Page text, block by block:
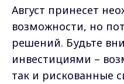
Август принесет
возможности, но
решений. Будьте
инвестициями –
так и рискованные